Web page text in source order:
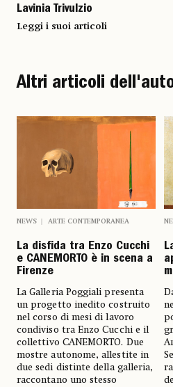
Lavinia Trivulzio
Leggi i suoi articoli
Altri articoli
NEWS ARTE CONTEMPORANEA
La disfida tra Enzo Cucchi
e CANEMORTO è in scena a
Firenze
La Galleria Poggiali presenta
un progetto inedito costruito
nel corso di mesi di lavoro
condiviso tra Enzo Cucchi e il
collettivo CANEMORTO. Due
mostre autonome, allestite in
due sedi distinte della galleria,
raccontano uno stesso